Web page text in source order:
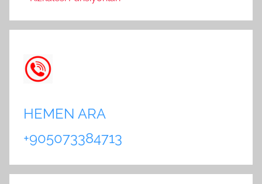
HEMEN ARA
+905073384713